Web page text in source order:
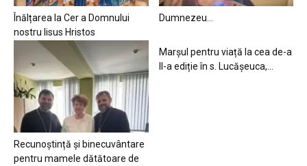
Înălțarea la Cer a Domnului
nostru Iisus Hristos
Dumnezeu…
Recunoștință și binecuvântare
pentru mamele dătătoare de
Marșul pentru viață la cea de-a
II-a ediție în s. Lucășeuca,...